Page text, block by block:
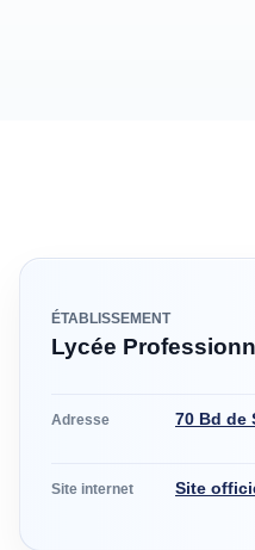
ÉTABLISSEMENT
Lycée
Adresse 70 Bd de
Site internet Site